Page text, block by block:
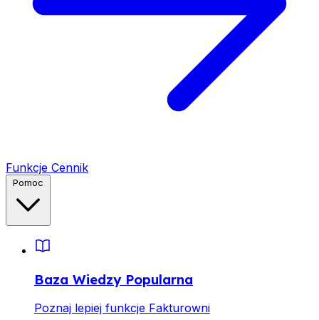
Funkcje Cennik
Baza Wiedzy Popularna
Poznaj lepiej funkcje Fakturowni